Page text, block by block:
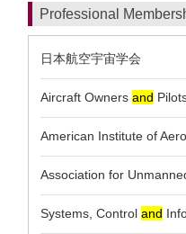
Professional
日本航空宇宙学会
Aircraft Owners and
American Institute of
Association for
Systems, Control and